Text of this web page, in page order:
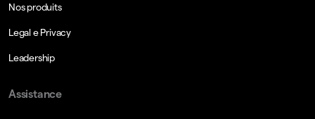
Nos produits
Legal e Privacy
Leadership
Assistance